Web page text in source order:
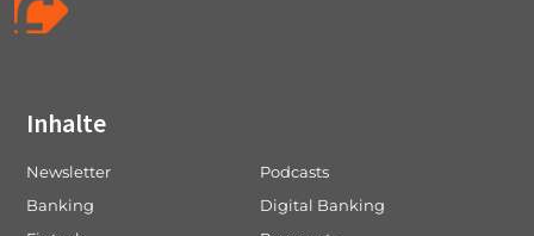
n
gInhalte
Newsletter
Podcasts
Banking
Digital Banking